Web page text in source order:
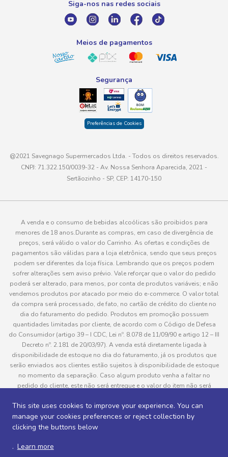
This site uses cookies to improve your experience. You can
manage your cookies preferences or reject collection by
clicking the buttons below
. Learn more
atendimento@savegnago.com.br
Siga-nos nas redes sociais
Meios de pagamentos
Segurança
Preferências de Cookies
@2021 Savegnago Supermercados Ltda. - Todos os direitos reservados.
CNPJ: 71.322.150/0039-32 - Av. Nossa Senhora Aparecida, 2021 -
Sertãozinho - SP, CEP: 14170-150
A venda e o consumo de bebidas alcoólicas são proibidos para
menores de 18 anos.Durante as compras, em caso de divergência de
preços, será válido o valor do Carrinho. As ofertas e condições de
pagamentos são válidas para a loja eletrônica, sendo que seus preços
podem ser diferentes da loja física. Lembrando que os preços podem
sofrer alterações sem aviso prévio. Vale reforçar que o valor do pedido
poderá ser alterado, para menos, por conta de produtos variáveis; e não
vendemos produtos por atacado por meio do e-commerce. O valor total
da compra será processado, de fato, no cartão de crédito do cliente no
dia do faturamento do pedido. Produtos em promoção possuem
quantidades limitadas por cliente, de acordo com o Código de Defesa
do Consumidor (artigo 39 – I CDC, Lei nº. 8.078 de 11/09/90 e artigo 12 – III
Decreto nº. 2.181 de 20/03/97). A venda está diretamente ligada à
disponibilidade de estoque no dia do faturamento, já os produtos que
serão enviados aos clientes estão sujeitos à disponibilidade de estoque
no momento da separação. Caso algum produto venha a faltar no
pedido do cliente, este não será entregue e o valor do item não será
divergência com o produto real e todos os pedidos estão sujeitos à
confirmação de dados do cliente. Informações sobre entrega, podem ser
consultadas em “Política de Entregas”